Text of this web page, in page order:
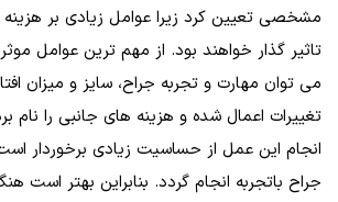
مشخصی تعیین کرد زیرا عوامل زیادی بر هزینه
تاثیر گذار خواهند بود. از مهم ترین عوامل موثر
می توان مهارت و تجربه جراح، سایز و میزان
تغییرات اعمال شده و هزینه های جانبی را نام
انجام این عمل از حساسیت زیادی برخوردار
جراح باتجربه انجام گردد. بنابراین بهتر است